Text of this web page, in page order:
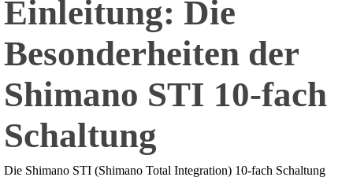
Einleitung: Die
Besonderheiten der
Shimano STI 10-fach
Schaltung
Die Shimano STI (Shimano Total Integration) 10-fach Schaltung